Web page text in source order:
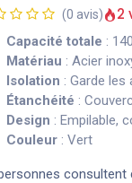
(0 avis) 2
Capacité totale :
Matériau : Acier
Isolation : Garde
Étanchéité :
Design : Empilable,
Couleur : Vert
consultent